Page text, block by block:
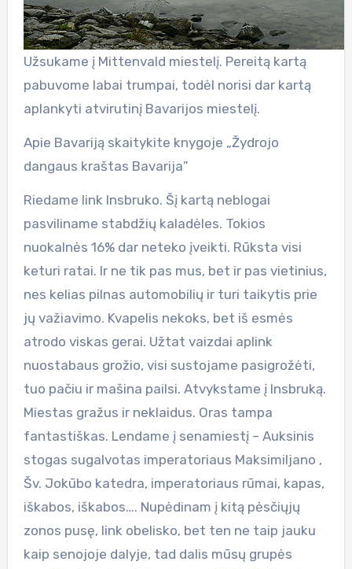
Užsukame į Mittenvald miestelį. Pereitą kartą
pabuvome labai trumpai, todėl norisi dar kartą
aplankyti atvirutinį Bavarijos miestelį.
Apie Bavariją skaitykite knygoje „Žydrojo
dangaus kraštas Bavarija”
Riedame link Insbruko. Šį kartą neblogai
pasviliname stabdžių kaladėles. Tokios
nuokalnės 16% dar neteko įveikti. Rūksta visi
keturi ratai. Ir ne tik pas mus, bet ir pas vietinius,
nes kelias pilnas automobilių ir turi taikytis prie
jų važiavimo. Kvapelis nekoks, bet iš esmės
atrodo viskas gerai. Užtat vaizdai aplink
nuostabaus grožio, visi sustojame pasigrožėti,
tuo pačiu ir mašina pailsi. Atvykstame į Insbruką.
Miestas gražus ir neklaidus. Oras tampa
fantastiškas. Lendame į senamiestį – Auksinis
stogas sugalvotas imperatoriaus Maksimiljano ,
Šv. Jokūbo katedra, imperatoriaus rūmai, kapas,
iškabos, iškabos…. Nupėdinam į kitą pėsčiųjų
zonos pusę, link obelisko, bet ten ne taip jauku
kaip senojoje dalyje, tad dalis mūsų grupės